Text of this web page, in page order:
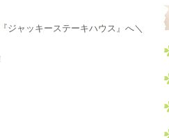
ジャッキーステーキハウス』へ＼